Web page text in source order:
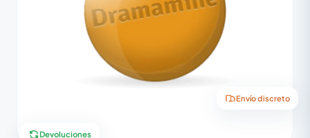
Envío discreto
Devoluciones